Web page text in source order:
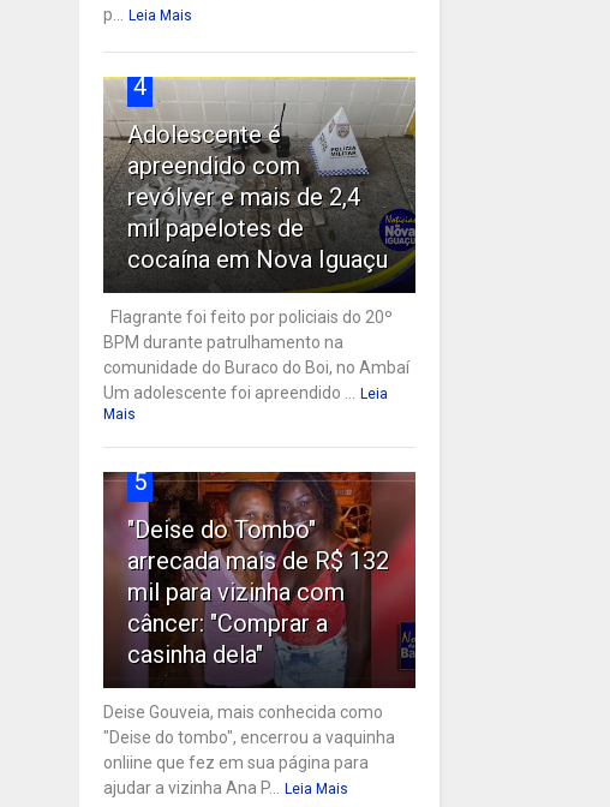
p...
Leia Mais
4
Adolescente é
apreendido com
revólver e mais de 2,4
mil papelotes de
cocaína em Nova Iguaçu
Flagrante foi feito por policiais do 20º
BPM durante patrulhamento na
comunidade do Buraco do Boi, no Ambaí
Um adolescente foi apreendido ...
Leia
Mais
5
"Deise do Tombo"
arrecada mais de R$ 132
mil para vizinha com
câncer: "Comprar a
casinha dela"
Deise Gouveia, mais conhecida como
"Deise do tombo", encerrou a vaquinha
onliine que fez em sua página para
ajudar a vizinha Ana P...
Leia Mais